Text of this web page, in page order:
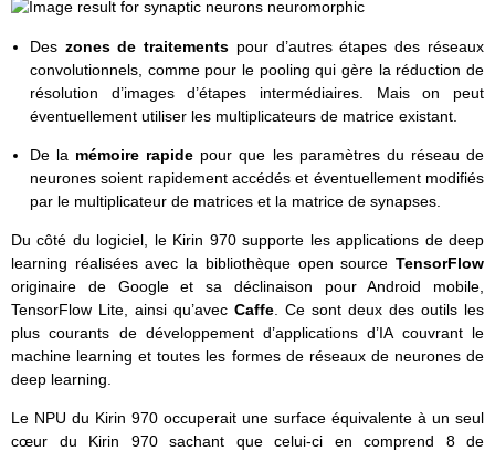
Des zones de traitements pour d’autres étapes des réseaux
convolutionnels, comme pour le pooling qui gère la réduction de
résolution d’images d’étapes intermédiaires. Mais on peut
éventuellement utiliser les multiplicateurs de matrice existant.
De la mémoire rapide pour que les paramètres du réseau de
neurones soient rapidement accédés et éventuellement modifiés
par le multiplicateur de matrices et la matrice de synapses.
Du côté du logiciel, le Kirin 970 supporte les applications de deep
learning réalisées avec la bibliothèque open source TensorFlow
originaire de Google et sa déclinaison pour Android mobile,
TensorFlow Lite, ainsi qu’avec Caffe . Ce sont deux des outils les
plus courants de développement d’applications d’IA couvrant le
machine learning et toutes les formes de réseaux de neurones de
deep learning.
Le NPU du Kirin 970 occuperait une surface équivalente à un seul
cœur du Kirin 970 sachant que celui-ci en comprend 8 de